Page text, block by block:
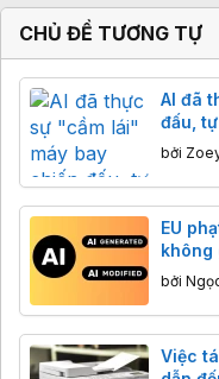
CHỦ ĐỀ TƯƠNG TỰ
AI đã
đấu,
chí
bởi
EU
không
bởi
Việc